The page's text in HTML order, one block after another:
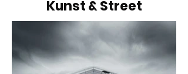
Kunst & Street